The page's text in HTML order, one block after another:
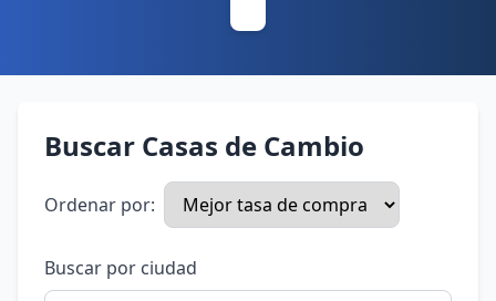
Buscar Casas de Cambio
Ordenar por:
Buscar por ciudad